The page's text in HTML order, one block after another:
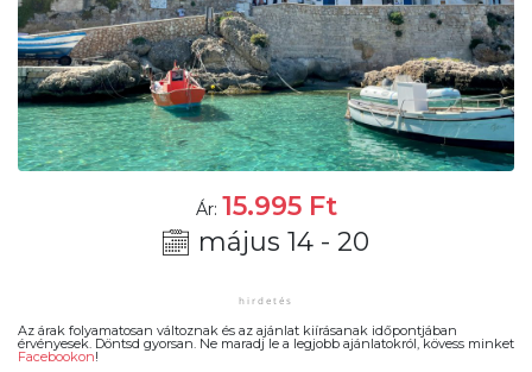
Ár: 15.995 Ft
május 14 - 20
Az árak folyamatosan változnak és az ajánlat kiírásanak időpontjában
érvényesek. Döntsd gyorsan. Ne maradj le a legjobb ajánlatokról, kövess minket
Facebookon!